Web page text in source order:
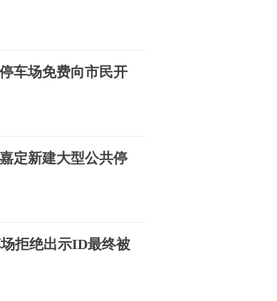
车场免费向市民开
定新建大型公共停
拒绝出示ID最终被